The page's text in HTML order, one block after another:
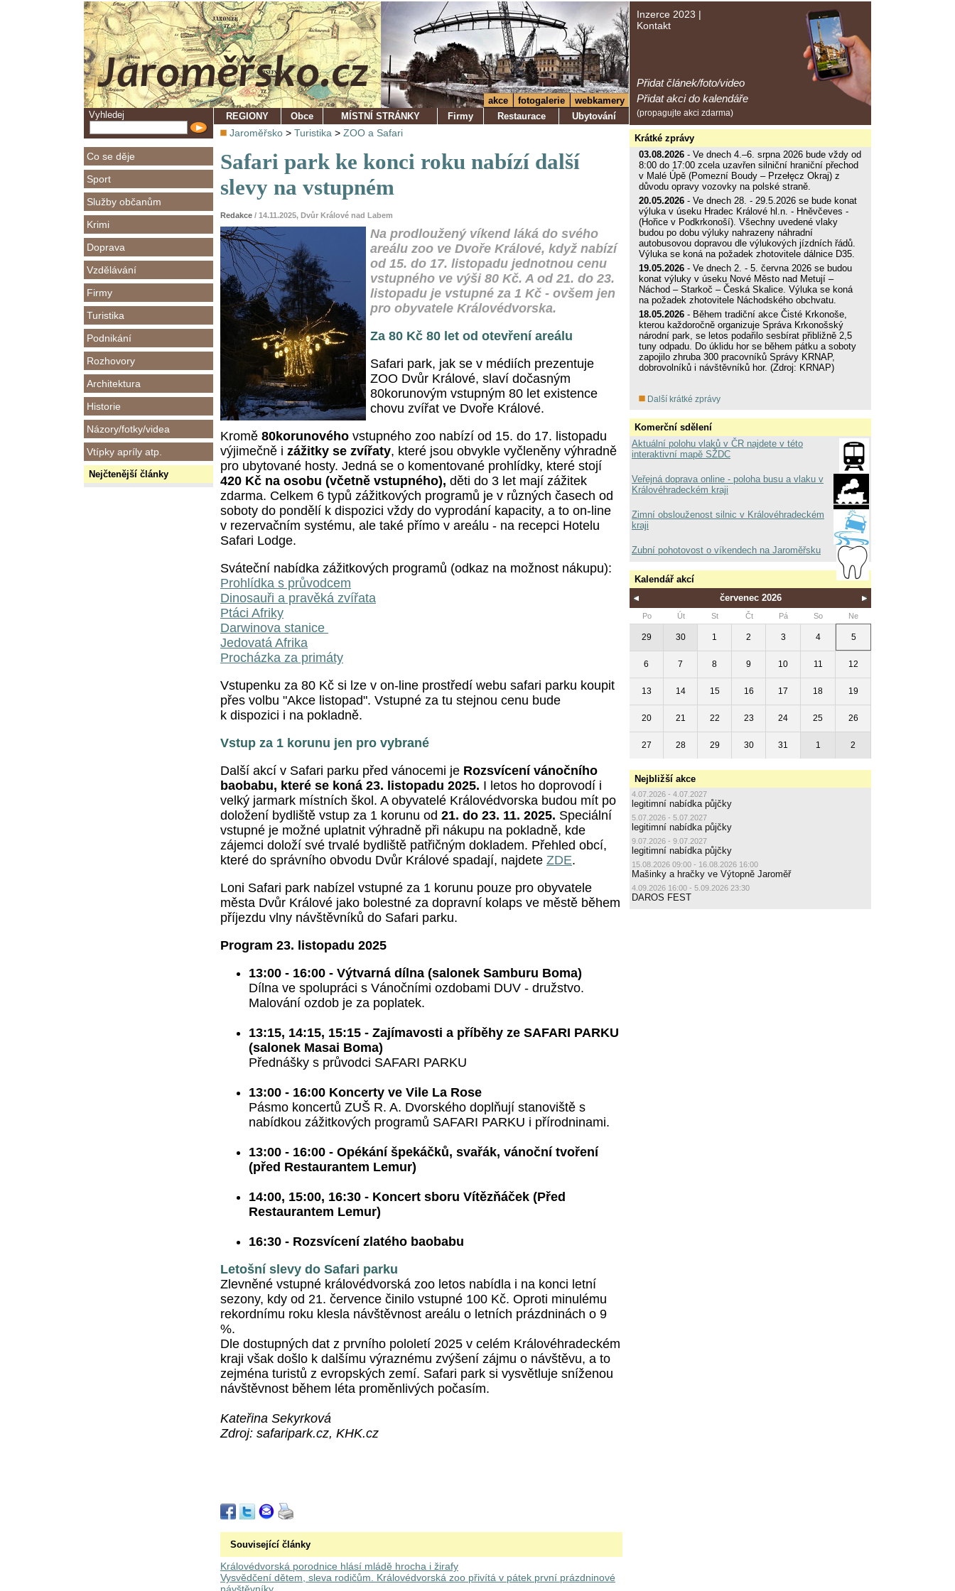
Vyhledej
Co se děje
Sport
Služby občanům
Krimi
Doprava
Vzdělávání
Firmy
Turistika
Podnikání
Rozhovory
Architektura
Historie
Názory/fotky/videa
Vtípky apríly atp.
Nejčtenější články
Inzerce 2023 |
Kontakt
Přidat článek/foto/video
Přidat akci do kalendáře
(propagujte akci zdarma)
akce fotogalerie
webkamery
REGIONY
Obce MÍSTNÍ STRÁNKY Firmy Restaurace Ubytování
Jaroměřsko > Turistika > ZOO a Safari
Safari park ke konci roku nabízí další
slevy na vstupném
Redakce / 14.11.2025, Dvůr Králové nad Labem
Na prodloužený víkend láká do svého
areálu zoo ve Dvoře Králové, když nabízí
od 15. do 17. listopadu jednotnou cenu
vstupného ve výši 80 Kč. A od 21. do 23.
listopadu je vstupné za 1 Kč - ovšem jen
pro obyvatele Královédvorska.
Za 80 Kč 80 let od otevření areálu
Safari park, jak se v médiích prezentuje
ZOO Dvůr Králové, slaví dočasným
80korunovým vstupným 80 let existence
chovu zvířat ve Dvoře Králové.
Kromě 80korunového vstupného zoo nabízí od 15. do 17. listopadu
výjimečně i zážitky se zvířaty, které jsou obvykle vyčleněny výhradně
pro ubytované hosty. Jedná se o komentované prohlídky, které stojí
420 Kč na osobu (včetně vstupného), děti do 3 let mají zážitek
zdarma. Celkem 6 typů zážitkových programů je v různých časech od
soboty do pondělí k dispozici vždy do vyprodání kapacity, a to on-line
v rezervačním systému, ale také přímo v areálu - na recepci Hotelu
Safari Lodge.
Sváteční nabídka zážitkových programů (odkaz na možnost nákupu):
Prohlídka s průvodcem
Dinosauři a pravěká zvířata
Ptáci Afriky
Darwinova stanice
Jedovatá Afrika
Procházka za primáty
Vstupenku za 80 Kč si lze v on-line prostředí webu safari parku koupit
přes volbu "Akce listopad". Vstupné za tu stejnou cenu bude
k dispozici i na pokladně.
Vstup za 1 korunu jen pro vybrané
Další akcí v Safari parku před vánocemi je Rozsvícení vánočního
baobabu, které se koná 23. listopadu 2025. I letos ho doprovodí i
velký jarmark místních škol. A obyvatelé Královédvorska budou mít po
doložení bydliště vstup za 1 korunu od 21. do 23. 11. 2025. Speciální
vstupné je možné uplatnit výhradně při nákupu na pokladně, kde
zájemci doloží své trvalé bydliště patřičným dokladem. Přehled obcí,
které do správního obvodu Dvůr Králové spadají, najdete ZDE.
Loni Safari park nabízel vstupné za 1 korunu pouze pro obyvatele
města Dvůr Králové jako bolestné za dopravní kolaps ve městě během
příjezdu vlny návštěvníků do Safari parku.
Program 23. listopadu 2025
13:00 - 16:00 - Výtvarná dílna (salonek Samburu Boma)
Dílna ve spolupráci s Vánočními ozdobami DUV - družstvo.
Malování ozdob je za poplatek.
13:15, 14:15, 15:15 - Zajímavosti a příběhy ze SAFARI PARKU
(salonek Masai Boma)
Přednášky s průvodci SAFARI PARKU
13:00 - 16:00 Koncerty ve Vile La Rose
Pásmo koncertů ZUŠ R. A. Dvorského doplňují stanoviště s
nabídkou zážitkových programů SAFARI PARKU i přírodninami.
13:00 - 16:00 - Opékání špekáčků, svařák, vánoční tvoření
(před Restaurantem Lemur)
14:00, 15:00, 16:30 - Koncert sboru Vítězňáček (Před
Restaurantem Lemur)
16:30 - Rozsvícení zlatého baobabu
Letošní slevy do Safari parku
Zlevněné vstupné královédvorská zoo letos nabídla i na konci letní
sezony, kdy od 21. července činilo vstupné 100 Kč. Oproti minulému
rekordnímu roku klesla návštěvnost areálu o letních prázdninách o 9
%.
Dle dostupných dat z prvního pololetí 2025 v celém Královéhradeckém
kraji však došlo k dalšímu výraznému zvýšení zájmu o návštěvu, a to
zejména turistů z evropských zemí. Safari park si vysvětluje sníženou
návštěvnost během léta proměnlivých počasím.
Kateřina Sekyrková
Zdroj: safaripark.cz, KHK.cz
Související články
Královédvorská porodnice hlásí mládě hrocha i žirafy
Vysvědčení dětem, sleva rodičům. Královédvorská zoo přivítá v pátek první prázdninové
Krátké zprávy
03.08.2026 - Ve dnech 4.–6. srpna 2026 bude vždy od
8:00 do 17:00 zcela uzavřen silniční hraniční přechod
v Malé Úpě (Pomezní Boudy – Przełęcz Okraj) z
důvodu opravy vozovky na polské straně.
20.05.2026 - Ve dnech 28. - 29.5.2026 se bude konat
výluka v úseku Hradec Králové hl.n. - Hněvčeves -
(Hořice v Podkrkonoší). Všechny uvedené vlaky
budou po dobu výluky nahrazeny náhradní
autobusovou dopravou dle výlukových jízdních řádů.
Výluka se koná na požadek zhotovitele dálnice D35.
19.05.2026 - Ve dnech 2. - 5. června 2026 se budou
konat výluky v úseku Nové Město nad Metují –
Náchod – Starkoč – Česká Skalice. Výluka se koná
na požadek zhotovitele Náchodského obchvatu.
18.05.2026 - Během tradiční akce Čisté Krkonoše,
kterou každoročně organizuje Správa Krkonošský
národní park, se letos podařilo sesbírat přibližně 2,5
tuny odpadu. Do úklidu hor se během pátku a soboty
zapojilo zhruba 300 pracovníků Správy KRNAP,
dobrovolníků i návštěvníků hor. (Zdroj: KRNAP)
Další krátké zprávy
Komerční sdělení
Aktuální polohu vlaků v ČR najdete v této
interaktivní mapě SŽDC
Veřejná doprava online - poloha busu a vlaku v
Královéhradeckém kraji
Zimní obslouženost silnic v Královéhradeckém
kraji
Zubní pohotovost o víkendech na Jaroměřsku
Kalendář akcí
červenec 2026
Po Út St Čt Pá So Ne
29 30 1 2 3 4 5
6 7 8 9 10 11 12
13 14 15 16 17 18 19
20 21 22 23 24 25 26
27 28 29 30 31 1 2
Nejbližší akce
4.07.2026 - 4.07.2027
legitimní nabídka půjčky
5.07.2026 - 5.07.2027
legitimní nabídka půjčky
9.07.2026 - 9.07.2027
legitimní nabídka půjčky
15.08.2026 09:00 - 16.08.2026 16:00
Mašinky a hračky ve Výtopně Jaroměř
4.09.2026 16:00 - 5.09.2026 23:30
DAROS FEST